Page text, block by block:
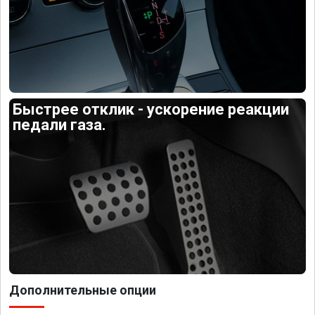
Быстрее отклик - ускорение реакции
педали газа.
Дополнительные опции